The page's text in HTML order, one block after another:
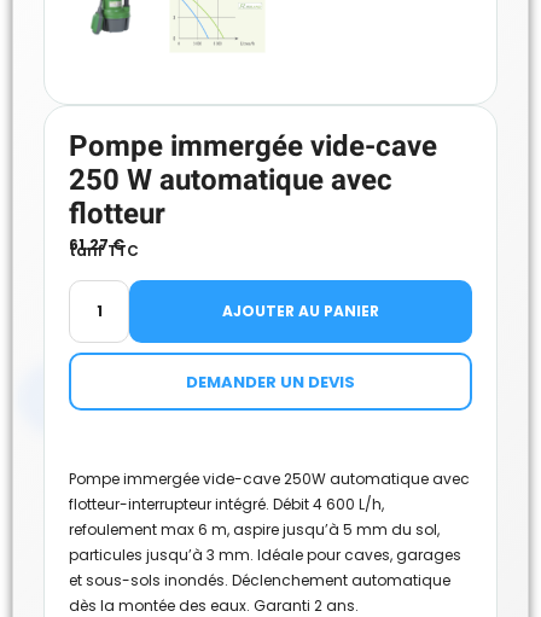
Pompe immergée vide-cave
250 W automatique avec
flotteur
61.27€
tarif TTC
AJOUTER AU PANIER
DEMANDER UN DEVIS
Pompe immergée vide-cave 250W automatique avec
flotteur-interrupteur intégré. Débit 4 600 L/h,
refoulement max 6 m, aspire jusqu’à 5 mm du sol,
particules jusqu’à 3 mm. Idéale pour caves, garages
et sous-sols inondés. Déclenchement automatique
dès la montée des eaux. Garanti 2 ans.